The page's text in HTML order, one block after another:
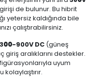
de bulunur. Bu hibrit
yetersiz kaldığında bile
çalıştırabilirsiniz.
300-900V DC (güneş
aralıklarını destekler.
uyum